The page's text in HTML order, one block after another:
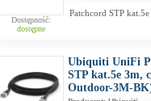
Dostępność:
dostępne
Patchcord STP
Ubiquiti UniFi
STP kat.5e 3m,
Outdoor-3M-